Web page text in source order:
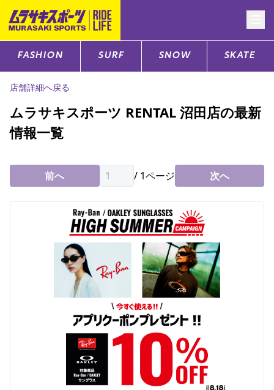
CATEGORY
サーフTOP
スノーTOP
CONTENTS
スタッフスナップ
SUPPORT
ご利用ガイド
会員ランク
店頭受取サービス
ギフトラッピング
アフターサポート
下取り保証について
よくある質問
店舗一覧
お問い合わせ
FASHION SURF SNOW SKATE
店舗詳細へ戻る
ムラサキスポーツ RENTAL 沼田店の最新
情報一覧
前へ / 1ページ 次へ